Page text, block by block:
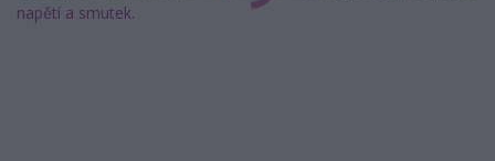
napětí a smutek.